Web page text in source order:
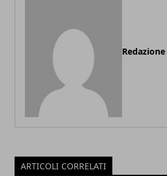
Redazione
ARTICOLI CORRELATI